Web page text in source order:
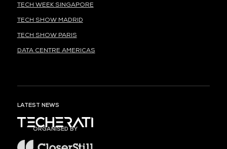
TECH WEEK SINGAPORE
TECH SHOW MADRID
TECH SHOW PARIS
DATA CENTRE AMERICAS
LATEST NEWS
ORGANISED BY